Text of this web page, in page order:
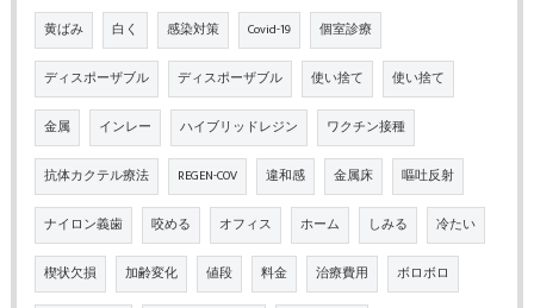
黄ばみ 白く 感染対策 Covid-19 個室診療
ディスポーザブル ディスポーザブル 使い捨て 使い捨て
金属 インレー ハイブリッドレジン ワクチン接種
抗体カクテル療法 REGEN-COV 違和感 金属床 嘔吐反射
ナイロン義歯 咬める オフィス ホーム しみる 冷たい
楔状欠損 加齢変化 値段 料金 治療費用 ボロボロ